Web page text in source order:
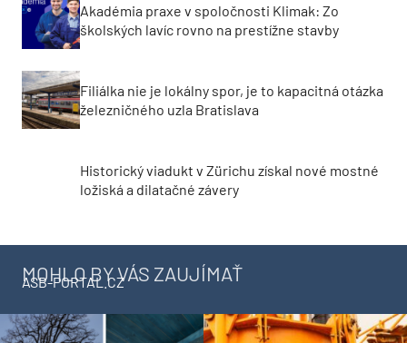
Akadémia praxe v spoločnosti Klimak: Zo
školských lavíc rovno na prestížne stavby
Filiálka nie je lokálny spor, je to kapacitná otázka
železničného uzla Bratislava
Historický viadukt v Zürichu získal nové mostné
ložiská a dilatačné závery
MOHLO BY VÁS ZAUJÍMAŤ
ASB-PORTAL.CZ